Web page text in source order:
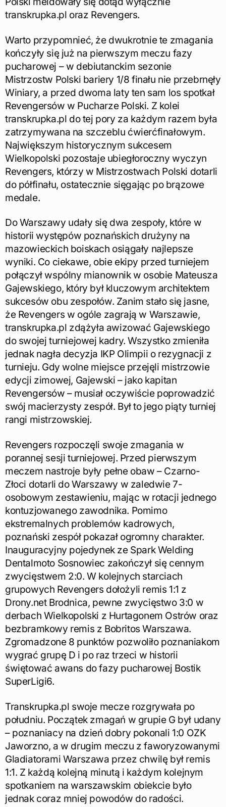
transkrupka.pl oraz Revengers.
Warto przypomnieć, że dwukrotnie te zmagania
kończyły się już na pierwszym meczu fazy
pucharowej – w debiutanckim sezonie
Mistrzostw Polski bariery 1/8 finału nie przebrnęły
Winiary, a przed dwoma laty ten sam los spotkał
Revengersów w Pucharze Polski. Z kolei
transkrupka.pl do tej pory za każdym razem była
zatrzymywana na szczeblu ćwierćfinałowym.
Największym historycznym sukcesem
Wielkopolski pozostaje ubiegłoroczny wyczyn
Revengers, którzy w Mistrzostwach Polski dotarli
do półfinału, ostatecznie sięgając po brązowe
medale.
Do Warszawy udały się dwa zespoły, które w
historii występów poznańskich drużyny na
mazowieckich boiskach osiągały najlepsze
wyniki. Co ciekawe, obie ekipy przed turniejem
połączył wspólny mianownik w osobie Mateusza
Gajewskiego, który był kluczowym architektem
sukcesów obu zespołów. Zanim stało się jasne,
że Revengers w ogóle zagrają w Warszawie,
transkrupka.pl zdążyła awizować Gajewskiego
do swojej turniejowej kadry. Wszystko zmieniła
jednak nagła decyzja IKP Olimpii o rezygnacji z
turnieju. Gdy wolne miejsce przejęli mistrzowie
edycji zimowej, Gajewski – jako kapitan
Revengersów – musiał oczywiście poprowadzić
swój macierzysty zespół. Był to jego piąty turniej
rangi mistrzowskiej.
Revengers rozpoczęli swoje zmagania w
porannej sesji turniejowej. Przed pierwszym
meczem nastroje były pełne obaw – Czarno-
Złoci dotarli do Warszawy w zaledwie 7-
osobowym zestawieniu, mając w rotacji jednego
kontuzjowanego zawodnika. Pomimo
ekstremalnych problemów kadrowych,
poznański zespół pokazał ogromny charakter.
Inauguracyjny pojedynek ze Spark Welding
Dentalmoto Sosnowiec zakończył się cennym
zwycięstwem 2:0. W kolejnych starciach
grupowych Revengers dołożyli remis 1:1 z
Drony.net Brodnica, pewne zwycięstwo 3:0 w
derbach Wielkopolski z Hurtagonem Ostrów oraz
bezbramkowy remis z Bobritos Warszawa.
Zgromadzone 8 punktów pozwoliło poznaniakom
wygrać grupę D i po raz trzeci w historii
świętować awans do fazy pucharowej Bostik
SuperLigi6.
Transkrupka.pl swoje mecze rozgrywała po
południu. Początek zmagań w grupie G był udany
– poznaniacy na dzień dobry pokonali 1:0 OZK
Jaworzno, a w drugim meczu z faworyzowanymi
Gladiatorami Warszawa przez chwilę był remis
1:1. Z każdą kolejną minutą i każdym kolejnym
spotkaniem na warszawskim obiekcie było
jednak coraz mniej powodów do radości.